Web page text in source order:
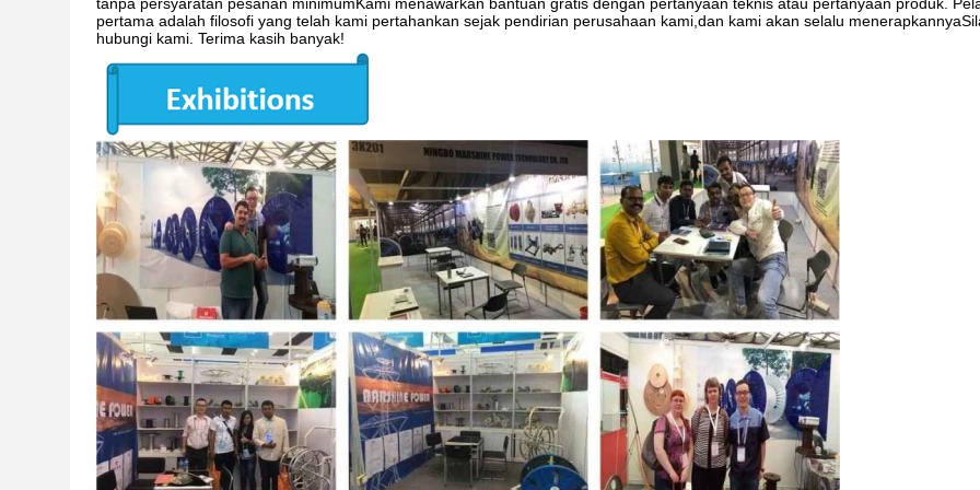
pertama adalah filosofi yang telah kami pertahankan sejak pendirian perusahaan kami,dan kami akan selalu
hubungi kami. Terima kasih banyak!